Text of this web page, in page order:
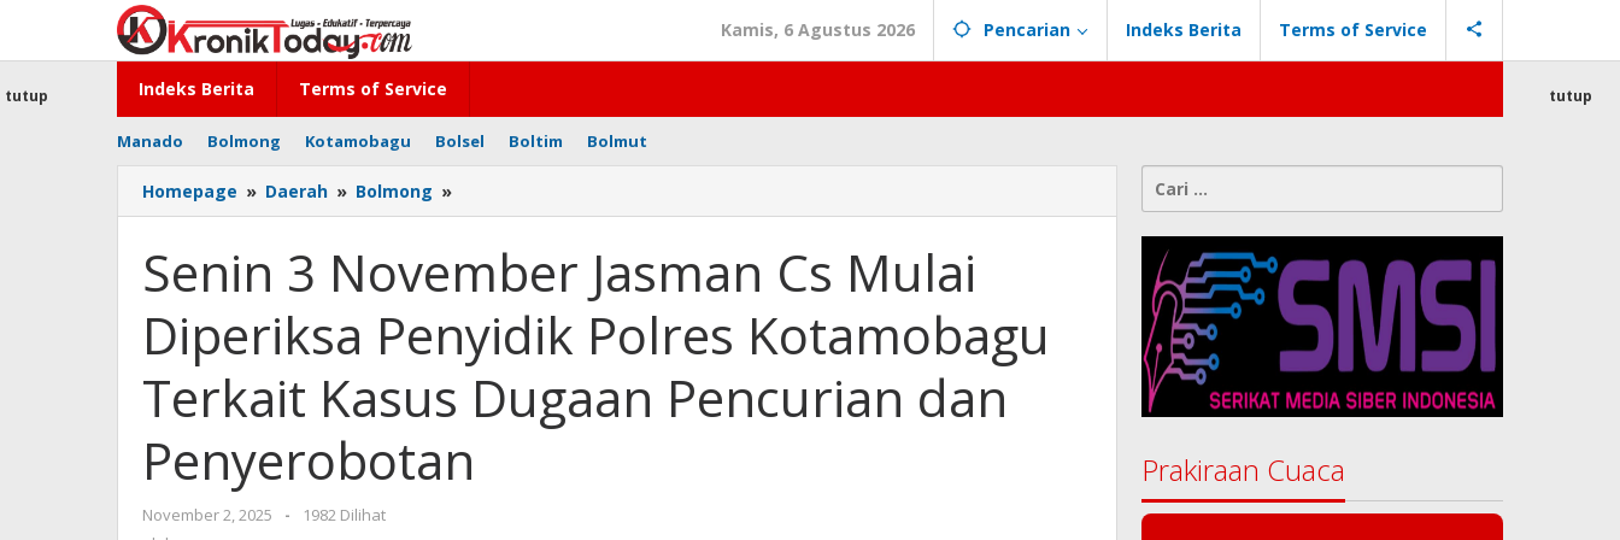
konten
Kamis, 6 Agustus 2026 Pencarian Indeks Berita Terms of Service
Indeks Berita Terms of Service
Manado Bolmong Kotamobagu Bolsel Boltim Bolmut
tutup tutup
Homepage » Daerah » Bolmong »
3
Jasman
Cs
Mulai
Diperiksa
Penyidik
Polres
Kotamobagu
Senin 3 November Jasman Cs Mulai
Diperiksa Penyidik Polres Kotamobagu
Terkait Kasus Dugaan Pencurian dan
Penyerobotan
November 2, 2025
oleh
-
1982 Dilihat
Cari
untuk:
Prakiraan Cuaca